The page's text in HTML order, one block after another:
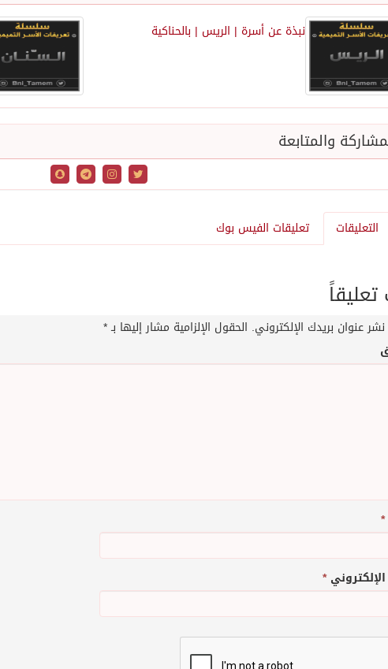
نبذة عن أسرة | الريس | بالحناكية
والمتابعة
التعليقات تعليقات الفيس بوك
عنوان بريدك الإلكتروني. الحقول الإلزامية مشار إليها بـ*
*
الإلكتروني*